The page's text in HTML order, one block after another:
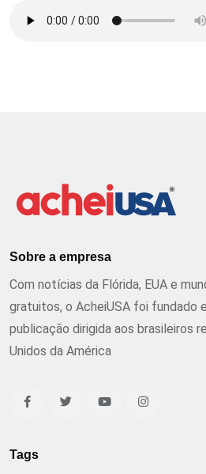
Sobre a empresa
Com notícias da Flórida, EUA e
gratuitos, o AcheiUSA foi fundado
publicação dirigida aos brasileiros
Unidos da América
Tags